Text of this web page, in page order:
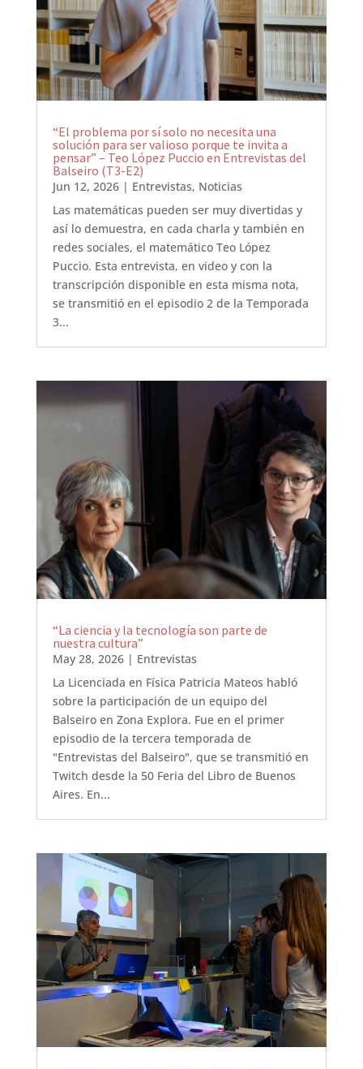
“El problema por sí solo no necesita una
solución para ser valioso porque te invita a
pensar” – Teo López Puccio en Entrevistas del
Balseiro (T3-E2)
Jun 12, 2026| Entrevistas, Noticias
Las matemáticas pueden ser muy divertidas y
así lo demuestra, en cada charla y también en
redes sociales, el matemático Teo López
Puccio. Esta entrevista, en video y con la
transcripción disponible en esta misma nota,
se transmitió en el episodio 2 de la Temporada
3...
“La ciencia y la tecnología son parte de
nuestra cultura”
May 28, 2026| Entrevistas
La Licenciada en Física Patricia Mateos habló
sobre la participación de un equipo del
Balseiro en Zona Explora. Fue en el primer
episodio de la tercera temporada de
"Entrevistas del Balseiro", que se transmitió en
Twitch desde la 50 Feria del Libro de Buenos
Aires. En...